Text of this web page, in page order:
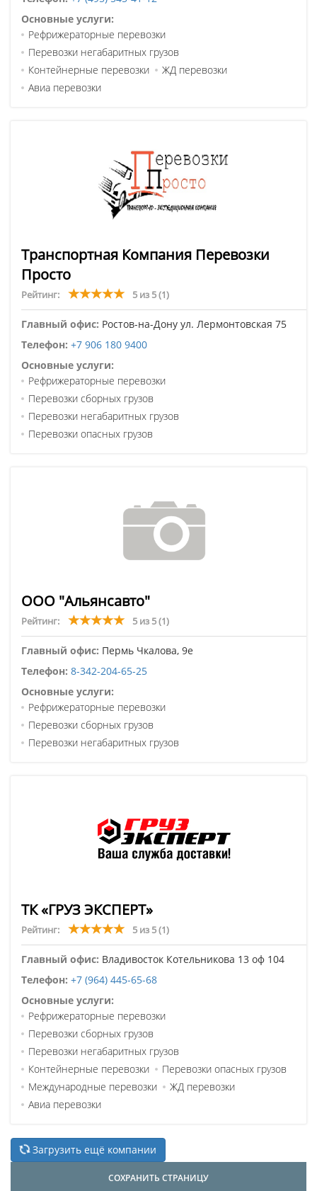
Основные услуги:
Рефрижераторные перевозки
Перевозки негабаритных грузов
Контейнерные перевозки
ЖД перевозки
Авиа перевозки
Транспортная Компания Перевозки
Просто
Рейтинг: 5 из 5(1)
Главный офис: Ростов-на-Дону ул. Лермонтовская 75
Телефон: +7 906 180 9400
Основные услуги:
Рефрижераторные перевозки
Перевозки сборных грузов
Перевозки негабаритных грузов
Перевозки опасных грузов
ООО "Альянсавто"
Рейтинг: 5 из 5(1)
Главный офис: Пермь Чкалова, 9е
Телефон: 8-342-204-65-25
Основные услуги:
Рефрижераторные перевозки
Перевозки сборных грузов
Перевозки негабаритных грузов
ТК «ГРУЗ ЭКСПЕРТ»
Рейтинг: 5 из 5(1)
Главный офис: Владивосток Котельникова 13 оф 104
Телефон: +7 (964) 445-65-68
Основные услуги:
Рефрижераторные перевозки
Перевозки сборных грузов
Перевозки негабаритных грузов
Контейнерные перевозки
Перевозки опасных грузов
Международные перевозки
ЖД перевозки
Авиа перевозки
Загрузить ещё компании
СОХРАНИТЬ СТРАНИЦУ